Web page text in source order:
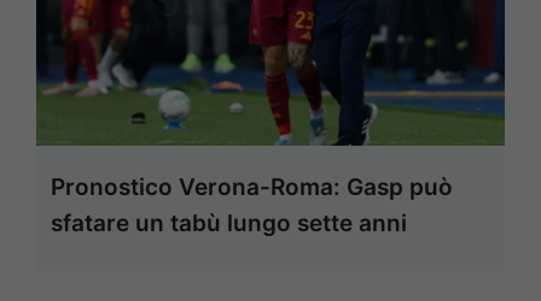
Pronostico Verona-Roma: Gasp può
sfatare un tabù lungo sette anni